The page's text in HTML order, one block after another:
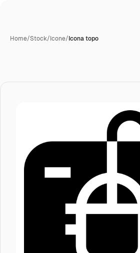
Home/Stock/Icone/Icona topo